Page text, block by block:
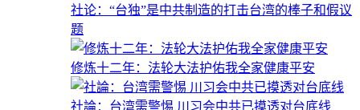
社论：“台独”是中共制造的打击台湾的棒子和假议
题
修炼十二年：法轮大法护佑我全家健康平安
社論：台湾需警惕 川习会中共已摸透对台底线